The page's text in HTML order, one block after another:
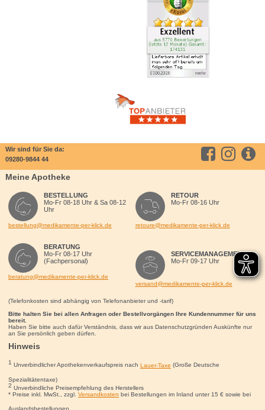
Wir sind für Sie da:
09280-9844 44
Meine Apotheke
BESTELLUNG
Mo-Fr 08-18 Uhr & Sa 08-12
Uhr
bestellung@medikamente-per-klick.de
BERATUNG
Mo-Fr 08-17 Uhr
(Fachpersonal)
beratung@medikamente-per-klick.de
RETOUR
Mo-Fr 08-16 Uhr
retoure@medikamente-per-klick.de
SERVICEMANAGEMENT
Mo-Fr 09-17 Uhr
versand@medikamente-per-klick.de
(Telefonkosten sind abhängig von Telefonanbieter und -tarif)
Bitte halten Sie bei allen Anfragen oder Bestellvorgängen Ihre Kundennummer für uns
bereit.
Haben Sie bitte auch dafür Verständnis, dass wir aus Datenschutzgründen Auskünfte nur
an Sie persönlich geben dürfen.
Hinweis
1 Unverbindlicher Apothekenverkaufspreis nach Lauer-Taxe (Große Deutsche
Spezialitätentaxe)
2 Unverbindliche Preisempfehlung des Herstellers
* Preise inkl. MwSt., zzgl. Versandkosten bei Bestellungen im Inland unter 15 €sowie bei
Auslandsbestellungen.